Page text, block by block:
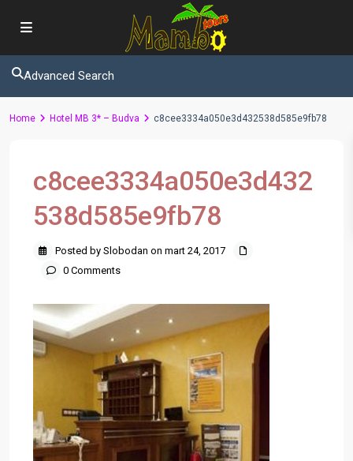
Advanced Search
Home Hotel MB 3* – Budva c8cee3334a050e3d432538d585e9fb78
c8cee3334a050e3d432
538d585e9fb78
Posted by Slobodan on mart 24, 2017
0 Comments